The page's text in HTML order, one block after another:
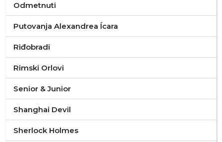
Odmetnuti
Putovanja Alexandrea Ícara
Riđobradi
Rimski Orlovi
Senior & Junior
Shanghai Devil
Sherlock Holmes